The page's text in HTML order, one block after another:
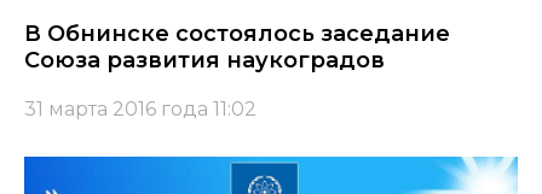
В Обнинске состоялось заседание
Союза развития наукоградов
31 марта 2016 года 11:02